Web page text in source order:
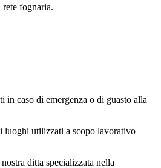
fognaria.
in caso di emergenza o di guasto alla
luoghi utilizzati a scopo lavorativo
ditta specializzata nella